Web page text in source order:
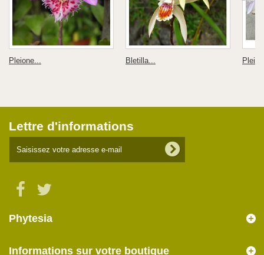
Pleione... Bletilla...
Lettre d'informations
Phytesia
Informations sur votre boutique